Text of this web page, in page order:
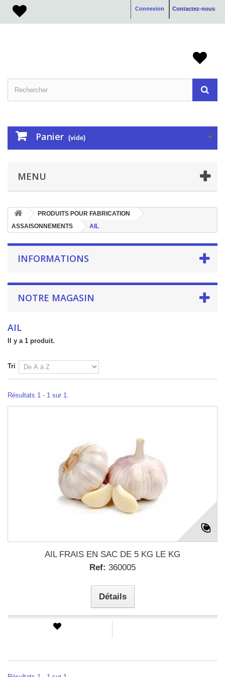
Contactez-nous
Connexion
Panier (vide)
MENU
PRODUITS POUR FABRICATION
ASSAISONNEMENTS
AIL
INFORMATIONS
NOTRE MAGASIN
AIL
Il y a 1 produit.
Tri
Résultats 1 - 1 sur 1.
AIL FRAIS EN SAC DE 5 KG LE KG
Ref: 360005
Détails